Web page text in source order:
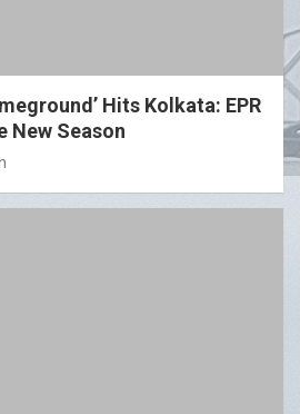
Hits Kolkata: EPR
New Season